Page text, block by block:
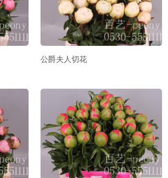
公爵夫人切花